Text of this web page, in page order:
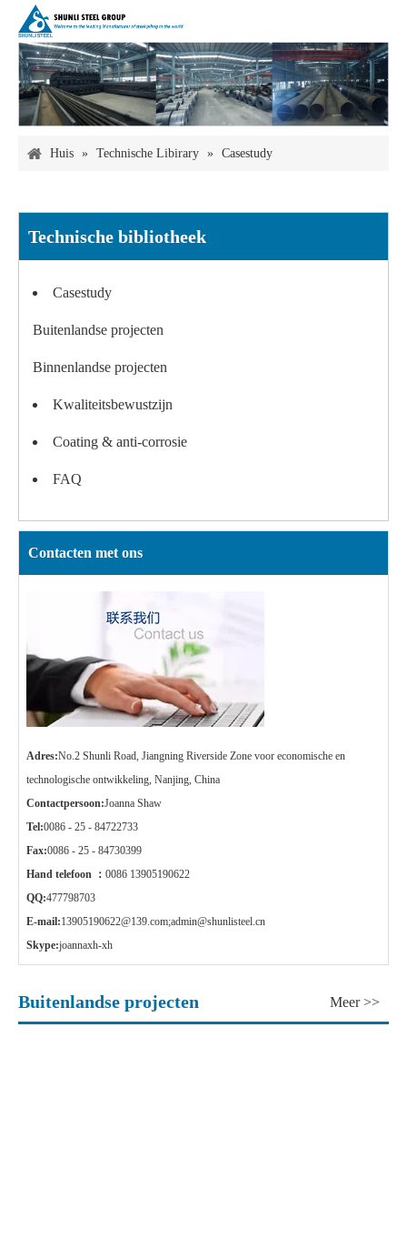
Huis » Technische Libirary » Casestudy
Technische bibliotheek
Casestudy
Buitenlandse projecten
Binnenlandse projecten
Kwaliteitsbewustzijn
Coating & anti-corrosie
FAQ
Contacten met ons
Adres:No.2 Shunli Road, Jiangning Riverside Zone voor economische en
technologische ontwikkeling, Nanjing, China
Contactpersoon:Joanna Shaw
Tel:0086 - 25 - 84722733
Fax:0086 - 25 - 84730399
Hand telefoon ： 0086 13905190622
QQ:477798703
E-mail:13905190622@139.com;admin@shunlisteel.cn
Skype:joannaxh-xh
Buitenlandse projecten Meer >>